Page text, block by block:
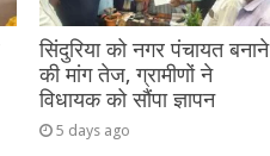
सिंदुरिया को नगर पंचायत बनाने
की मांग तेज, ग्रामीणों ने
विधायक को सौंपा ज्ञापन
5 days ago